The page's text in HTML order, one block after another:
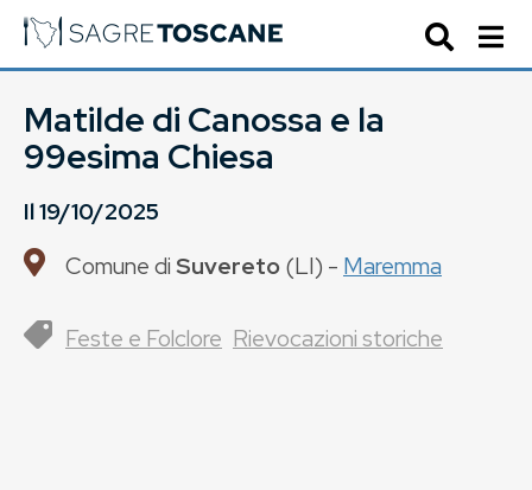
Matilde di Canossa e la
99esima Chiesa
Il19/10/2025
Comune diSuvereto(LI) - Maremma
Feste e Folclore Rievocazioni storiche